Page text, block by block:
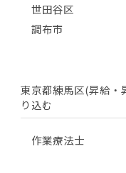
世田谷区
調布市
東京都練馬区(昇給・
り込む
作業療法士